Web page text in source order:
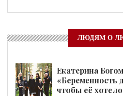
ЛЮДЯМ О
Екатерина
«Беременность
чтобы её